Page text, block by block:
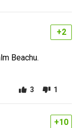
+2
Beachu.
3 1
+10